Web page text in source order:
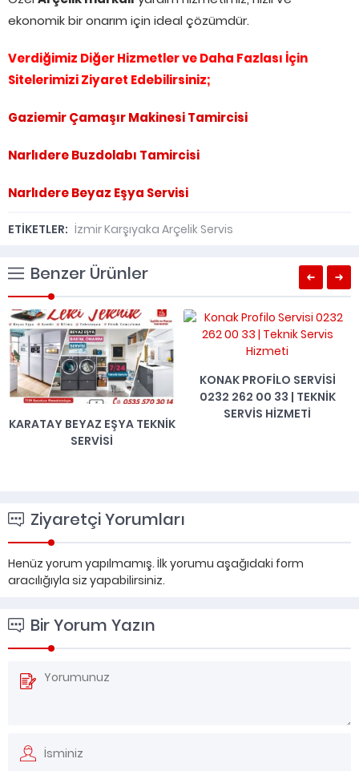
ekonomik bir onarım için ideal çözümdür.
Verdiğimiz Diğer Hizmetler ve Daha Fazlası İçin
Sitelerimizi Ziyaret Edebilirsiniz;
Gaziemir Çamaşır Makinesi Tamircisi
Narlıdere Buzdolabı Tamircisi
Narlıdere Beyaz Eşya Servisi
ETİKETLER: İzmir Karşıyaka Arçelik Servis
Benzer Ürünler
KARATAY BEYAZ EŞYA TEKNIK
SERVISI
KONAK PROFILO SERVISI
0232 262 00 33 | TEKNIK
SERVIS HIZMETI
Ziyaretçi Yorumları
Henüz yorum yapılmamış. İlk yorumu aşağıdaki form
aracılığıyla siz yapabilirsiniz.
Bir Yorum Yazın